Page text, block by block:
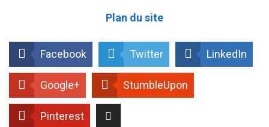
Plan du site
Facebook Twitter LinkedIn
Google+ StumbleUpon
Pinterest